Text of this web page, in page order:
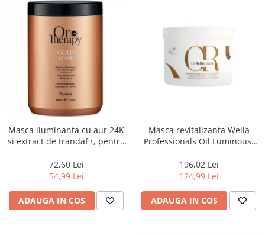
Masca iluminanta cu aur 24K
si extract de trandafir, pentru
Oro Therapy, 1000 ml
72,60 Lei
54,99 Lei
ADAUGA IN COS
Masca revitalizanta Wella
Professionals Oil Luminous,
196,02 Lei
124,99 Lei
ADAUGA IN COS